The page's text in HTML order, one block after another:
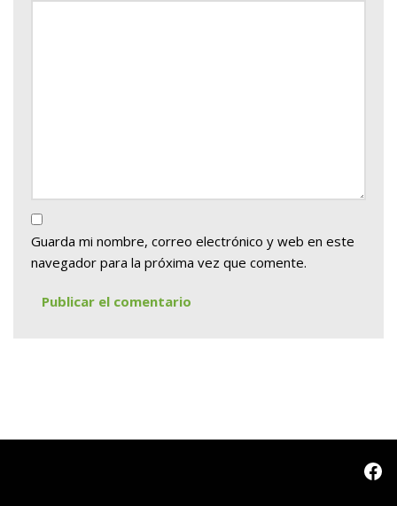
Guarda mi nombre, correo electrónico y web en este
navegador para la próxima vez que comente.